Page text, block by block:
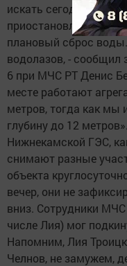
искать сегодня с 5
приостановлены - на
плановый сброс
водолазов, -
6 при МЧС РТ Денис
месте работают
метров, тогда как мы
глубину до 12
Нижнекамской ГЭС,
снимают разные
объекта
вечер, они не
вниз. Сотрудники
числе Лия) мог
Напомним, Лия
Челнов, не замужем,